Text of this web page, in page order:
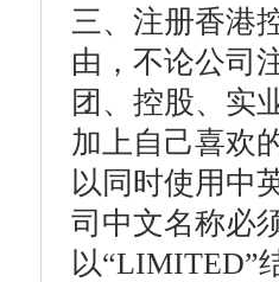
三、注册香港
由，不论公司
团、控股、实
加上自己喜欢
以同时使用中
司中文名称必
以“LIMITED”